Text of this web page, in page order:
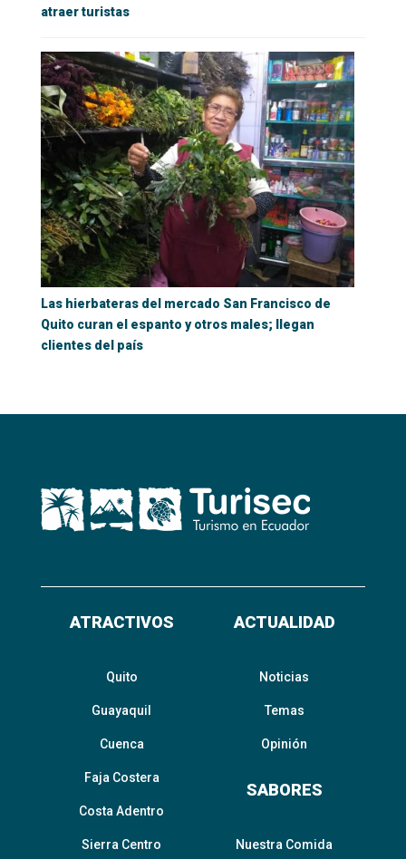
atraer turistas
Las hierbateras del mercado San Francisco de
Quito curan el espanto y otros males; llegan
clientes del país
ATRACTIVOS
Quito
Guayaquil
Cuenca
Faja Costera
Costa Adentro
Sierra Centro
ACTUALIDAD
Noticias
Temas
Opinión
SABORES
Nuestra Comida